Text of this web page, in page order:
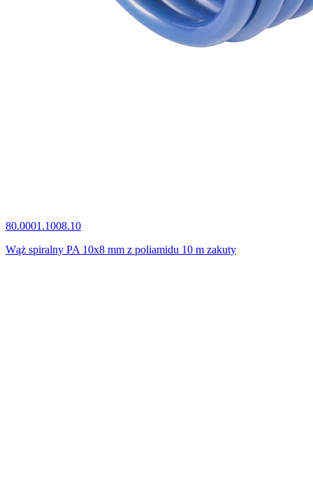
80.0001.1008.10
Wąż spiralny PA 10x8 mm z poliamidu 10 m zakuty